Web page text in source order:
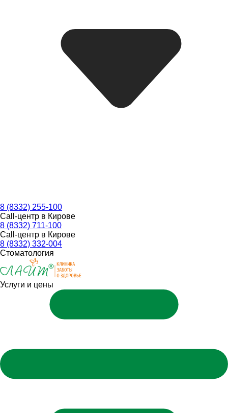
8 (8332) 255-100
Call-центр в Кирове
8 (8332) 711-100
Call-центр в Кирове
8 (8332) 332-004
Стоматология
Услуги и цены